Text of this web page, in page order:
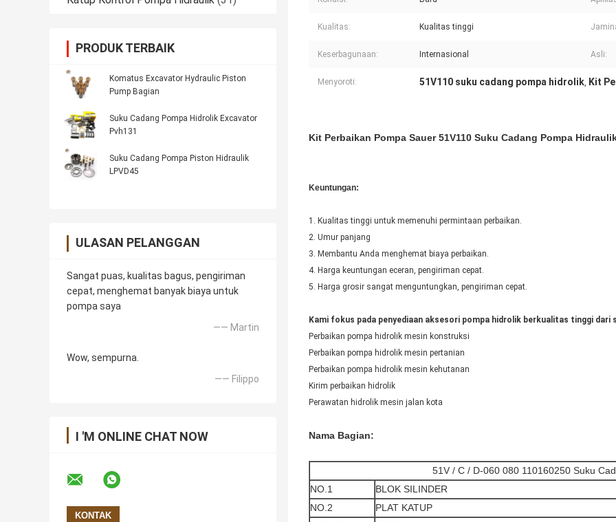
PRODUK TERBAIK
Komatus Excavator Hydraulic Piston
Pump Bagian
Suku Cadang Pompa Hidrolik Excavator
Pvh131
Suku Cadang Pompa Piston Hidraulik
LPVD45
ULASAN PELANGGAN
Sangat puas, kualitas bagus, pengiriman
cepat, menghemat banyak biaya untuk
pompa saya
—— Martin
Wow, sempurna.
—— Filippo
I 'M ONLINE CHAT NOW
Kualitas: Kualitas tinggi
Keserbagunaan: Internasional Asli:
Menyoroti: 51V110 suku cadang pompa hidrolik, Kit
Kit Perbaikan Pompa Sauer 51V110 Suku Cadang Pompa
Keuntungan:
1. Kualitas tinggi untuk memenuhi permintaan perbaikan.
2. Umur panjang
3. Membantu Anda menghemat biaya perbaikan.
4. Harga keuntungan eceran, pengiriman cepat.
5. Harga grosir sangat menguntungkan, pengiriman cepat.
Kami fokus pada penyediaan aksesori pompa hidrolik berkualitas tinggi dari
Perbaikan pompa hidrolik mesin konstruksi
Perbaikan pompa hidrolik mesin pertanian
Perbaikan pompa hidrolik mesin kehutanan
Kirim perbaikan hidrolik
Perawatan hidrolik mesin jalan kota
Nama Bagian:
51V / C / D-060 080 110160250 Suku
NO.1
BLOK SILINDER
NO.2
PLAT KATUP